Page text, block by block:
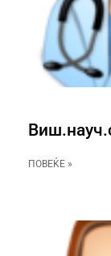
ПОВЕЌЕ »